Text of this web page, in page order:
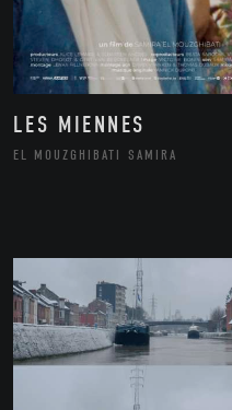
LES MIENNES
EL MOUZGHIBATI SAMIRA